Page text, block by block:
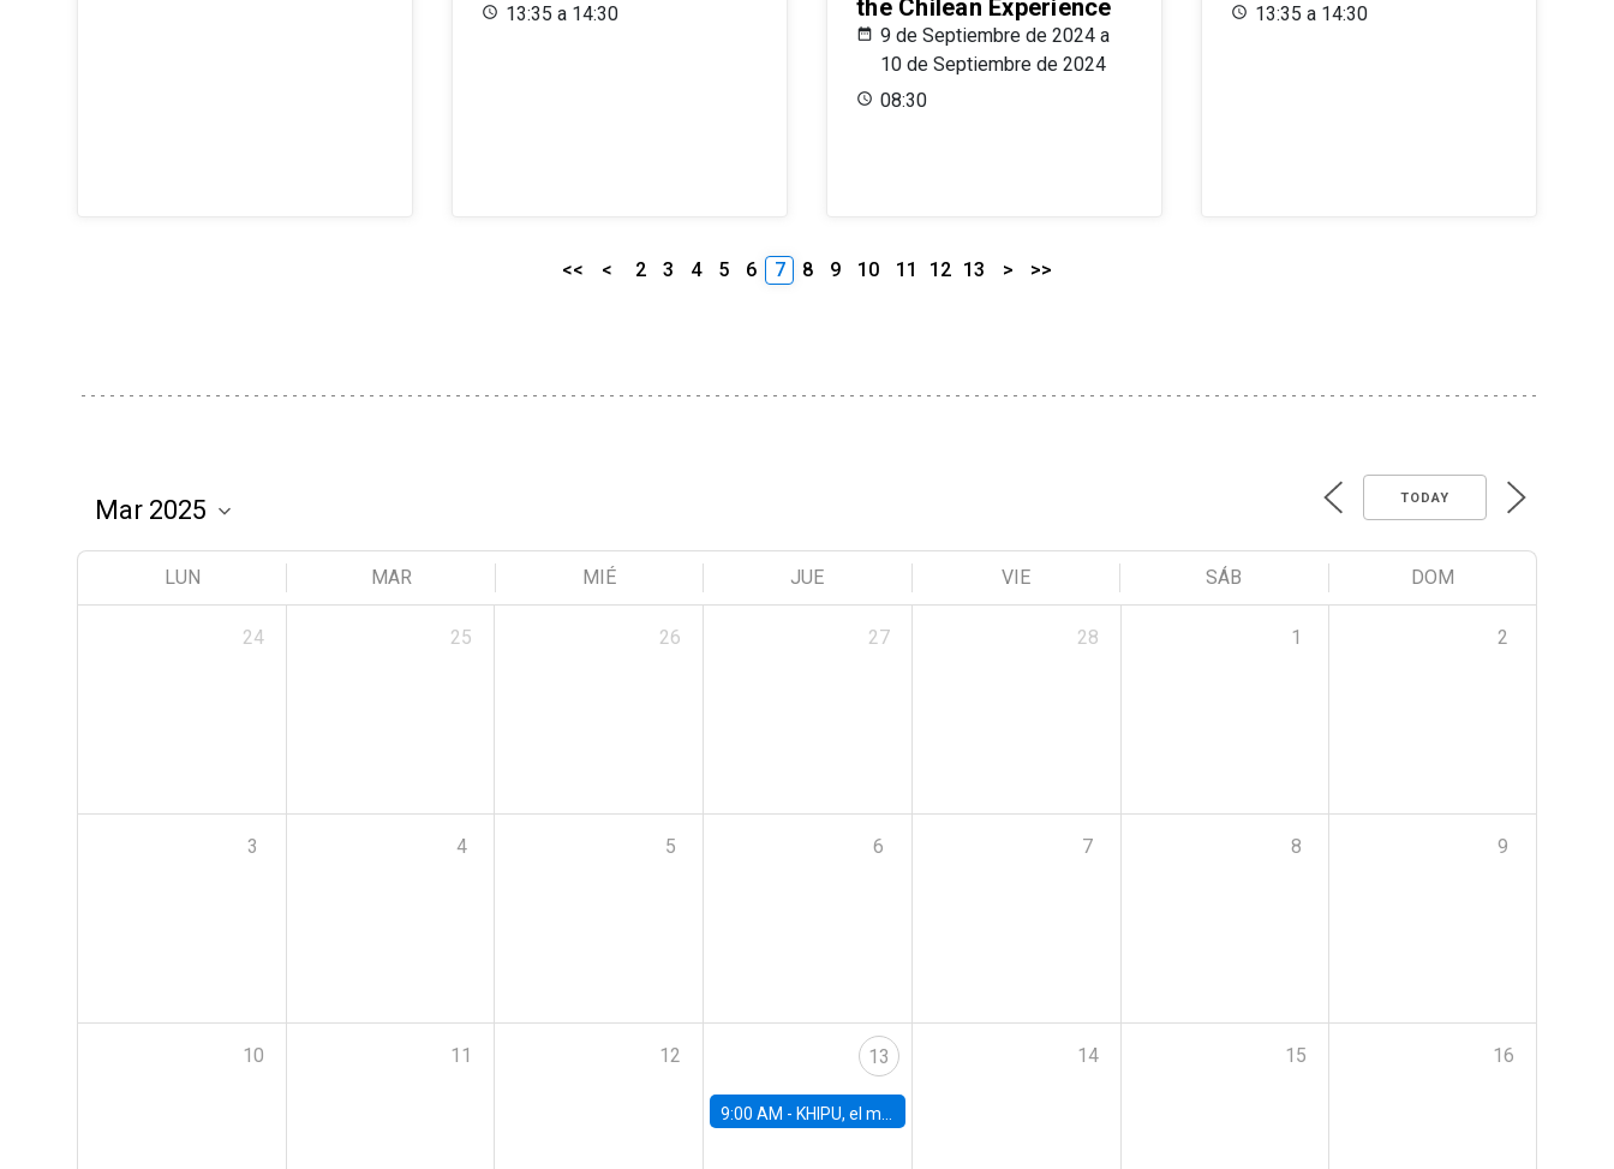
13:35 a 14:30
the Chilean Experience
9 de Septiembre de 2024 a
10 de Septiembre de 2024
08:30
13:35 a 14:30
<< < 2 3 4 5 6 7 8 9 10 11 12 13 > >>
TODAY
LUN MAR MIÉ JUE VIE SÁB DOM
24 25 26 27 28 1 2
3 4 5 6 7 8 9
10 11 12 13
9:00 AM - KHIPU, el mayor encuentro de IA en Latinoamérica
14 15 16